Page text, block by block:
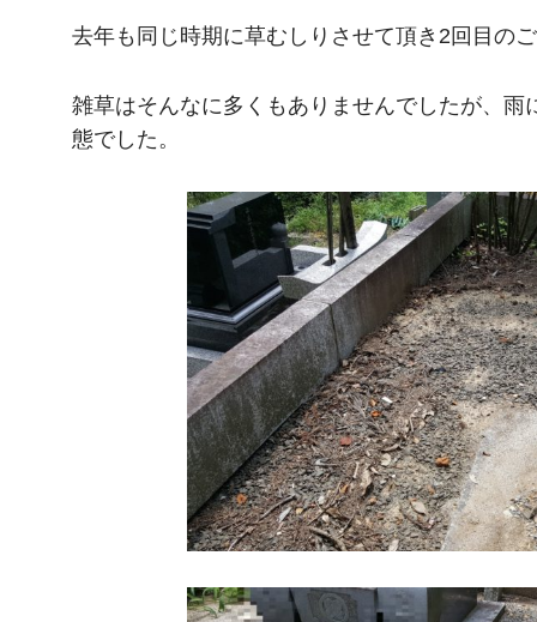
去年も同じ時期に草むしりさせて頂き2回目の
雑草はそんなに多くもありませんでしたが、
態でした。